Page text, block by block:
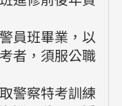
員班畢業，以
者，須服公職
警察特考訓練